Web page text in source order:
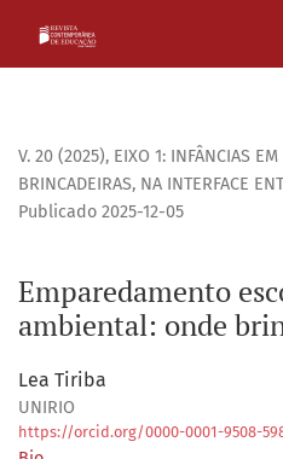
V. 20 (2025), EIXO 1: INFÂNCIAS
BRINCADEIRAS, NA INTERFACE
Emparedamento
ambiental: onde
Publicado 2025-12-05
Lea Tiriba
UNIRIO
https://orcid.org/0000-0001-9508-